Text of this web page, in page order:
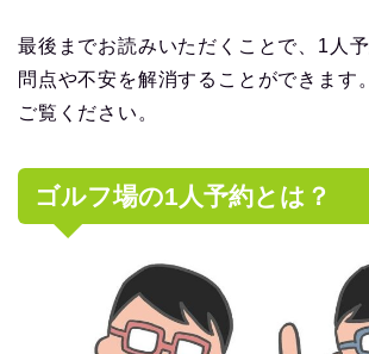
最後までお読みいただくことで、1人
問点や不安を解消することができます
ご覧ください。
ゴルフ場の1人予約とは？